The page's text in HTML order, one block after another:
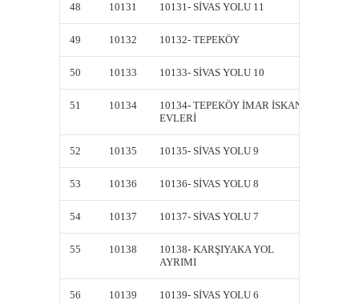
48 10131 10131- SİVAS YOLU 11
49 10132 10132- TEPEKÖY
50 10133 10133- SİVAS YOLU 10
51 10134
10134- TEPEKÖY İMAR İSKAN
EVLERİ
52 10135 10135- SİVAS YOLU 9
53 10136 10136- SİVAS YOLU 8
54 10137 10137- SİVAS YOLU 7
55 10138
10138- KARŞIYAKA YOL
AYRIMI
56 10139 10139- SİVAS YOLU 6